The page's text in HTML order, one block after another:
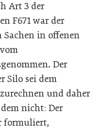
Art 3 der
F671 war der
Sachen in offenen
Der
Silo sei dem
und daher
nicht: Der
formuliert,